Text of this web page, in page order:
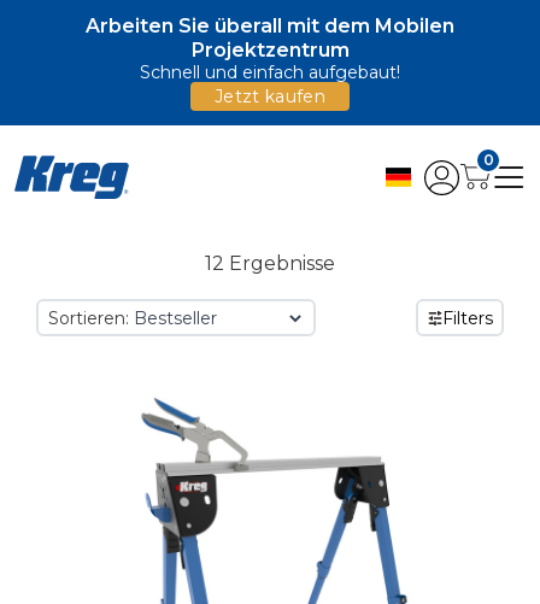
Arbeiten Sie überall mit dem Mobilen
Projektzentrum
Schnell und einfach aufgebaut!
Jetzt kaufen
0
12 Ergebnisse
Sortieren: Filters